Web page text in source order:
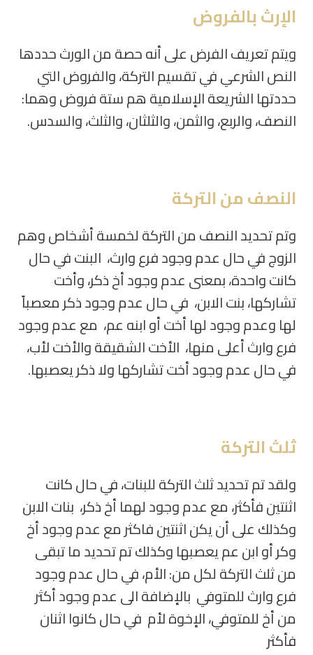
الإرث بالفروض
ويتم تعريف الفرض على أنه حصة من الورث حددها
النص الشرعي في تقسيم التركة، والفروض التي
حددتها الشريعة الإسلامية هم ستة فروض وهما:
النصف، والربع، والثمن، والثلثان، والثلث، والسدس.
النصف من التركة
وتم تحديد النصف من التركة لخمسة أشخاص وهم
الزوج في حال عدم وجود فرع وارث، البنت في حال
كانت واحدة، بمعنى عدم وجود أخ ذكر، وأخت
تشاركها، بنت الابن، في حال عدم وجود ذكر معصباً
لها وعدم وجود لها أخت أو ابنه عم، مع عدم وجود
فرع وارث أعلى منها، الأخت الشقيقة والأخت لأب،
في حال عدم وجود أخت تشاركها ولا ذكر يعصبها.
ثلث التركة
ولقد تم تحديد ثلث التركة للبنات، في حال كانت
اثنتين فأكثر، مع عدم وجود لهما أخ ذكر، بنات الابن
وكذلك على أن يكن اثنتين فاكثر مع عدم وجود أخ
وكر أو ابن عم یعصبها وكذلك تم تحديد ما تبقى
من ثلث التركة لكل من: الأم، في حال عدم وجود
فرع وارث للمتوفي بالإضافة الى عدم وجود أكثر
من أخ للمتوفي، الإخوة لأم في حال كانوا اثنان
فأكثر